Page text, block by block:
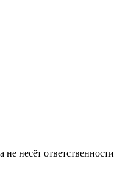
несёт ответственности